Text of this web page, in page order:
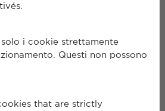
i cookie strettamente
Questi non possono
that are strictly